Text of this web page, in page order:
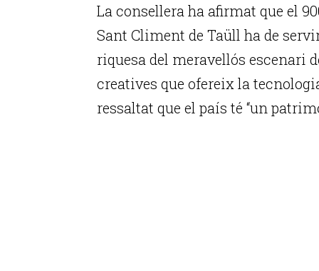
La consellera ha afirmat que el
Sant Climent de Taüll ha de
riquesa del meravellós escenari
creatives que ofereix la
ressaltat que el país té “un